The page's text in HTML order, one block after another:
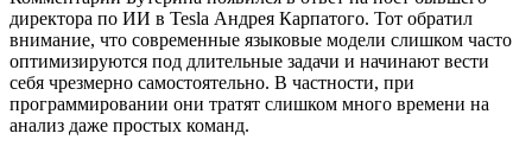
директора по ИИ в Tesla Андрея Карпатого. Тот обратил
внимание, что современные языковые модели слишком часто
оптимизируются под длительные задачи и начинают вести
себя чрезмерно самостоятельно. В частности, при
программировании они тратят слишком много времени на
анализ даже простых команд.